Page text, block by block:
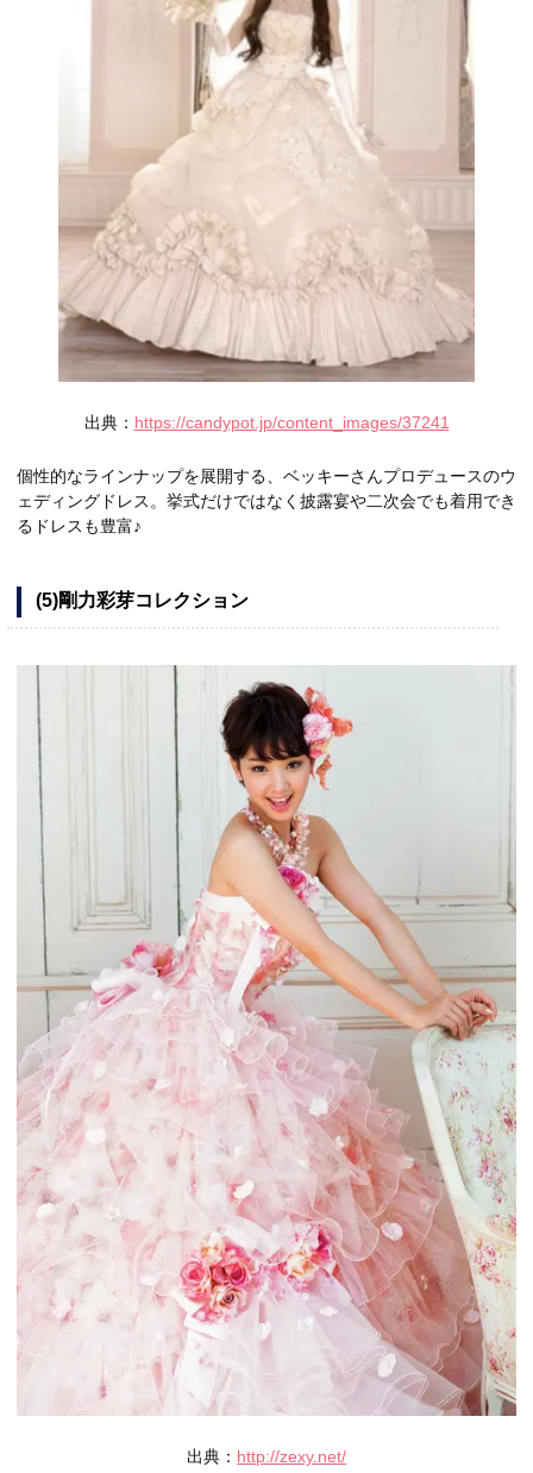
出典： https://candypot.jp/content_images/37241
個性的なラインナップを展開する、ベッキーさんプロデュースのウ
ェディングドレス。挙式だけではなく披露宴や二次会でも着用でき
るドレスも豊富♪
(5)剛力彩芽コレクション
出典： http://zexy.net/